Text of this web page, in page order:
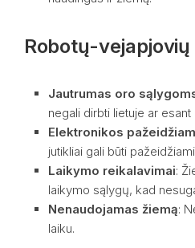
Robotų-
Jautrumas oro
negali dirbti lietuje ar
Elektronikos
jutikliai gali būti
Laikymo reikalavimai:
laikymo sąlygų, kad
Nenaudojamas žiemą:
laiku.